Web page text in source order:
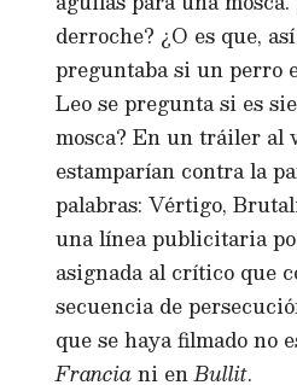
derroche? ¿O es que,
preguntaba si un perro
Leo se pregunta si es
mosca? En un tráiler al
estamparían contra la
palabras: Vértigo,
una línea publicitaria
asignada al crítico que
secuencia de
que se haya filmado no
Franciani enBullit.